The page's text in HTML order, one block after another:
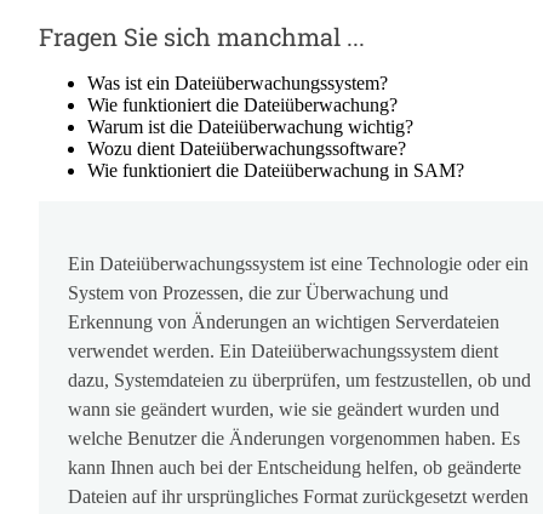
Fragen Sie sich manchmal ...
Was ist ein Dateiüberwachungssystem?
Wie funktioniert die Dateiüberwachung?
Warum ist die Dateiüberwachung wichtig?
Wozu dient Dateiüberwachungssoftware?
Wie funktioniert die Dateiüberwachung in SAM?
Ein Dateiüberwachungssystem ist eine Technologie oder ein
System von Prozessen, die zur Überwachung und
Erkennung von Änderungen an wichtigen Serverdateien
verwendet werden. Ein Dateiüberwachungssystem dient
dazu, Systemdateien zu überprüfen, um festzustellen, ob und
wann sie geändert wurden, wie sie geändert wurden und
welche Benutzer die Änderungen vorgenommen haben. Es
kann Ihnen auch bei der Entscheidung helfen, ob geänderte
Dateien auf ihr ursprüngliches Format zurückgesetzt werden